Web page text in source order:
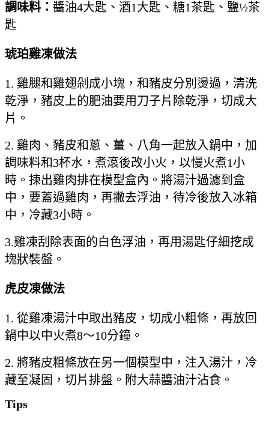
調味料： 醬油4大匙、酒1大匙、糖1茶匙、鹽½茶
匙
琥珀雞凍做法
1. 雞腿和雞翅剁成小塊，和豬皮分別燙過，清洗
乾淨，豬皮上的肥油要用刀子片除乾淨，切成大
片。
2. 雞肉、豬皮和蔥、薑、八角一起放入鍋中，加
調味料和3杯水，煮滾後改小火，以慢火煮1小
時。揀出雞肉排在模型盒內。將湯汁過濾到盒
中，要蓋過雞肉，再撇去浮油，待冷後放入冰箱
中，冷藏3小時。
3.雞凍刮除表面的白色浮油，再用湯匙仔細挖成
塊狀裝盤。
虎皮凍做法
1. 從雞凍湯汁中取出豬皮，切成小粗條，再放回
鍋中以中火煮8～10分鐘。
2. 將豬皮粗條放在另一個模型中，注入湯汁，冷
藏至凝固，切片排盤。附大蒜醬油汁沾食。
Tips